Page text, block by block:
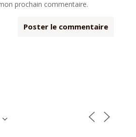
prochain commentaire.